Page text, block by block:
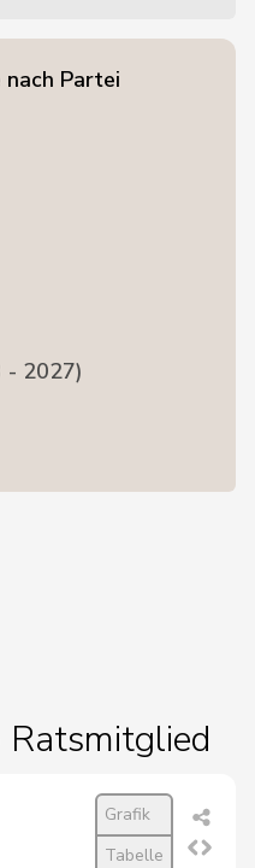
Partei
- 2027)
Grafik
Tabelle